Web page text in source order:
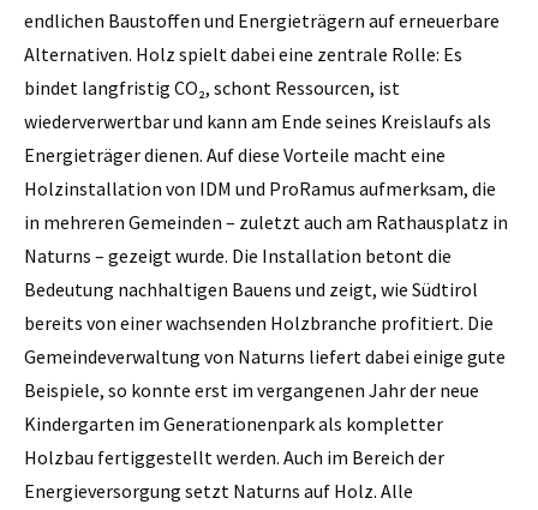
endlichen Baustoffen und Energieträgern auf erneuerbare
Alternativen. Holz spielt dabei eine zentrale Rolle: Es
bindet langfristig CO₂, schont Ressourcen, ist
wiederverwertbar und kann am Ende seines Kreislaufs als
Energieträger dienen. Auf diese Vorteile macht eine
Holzinstallation von IDM und ProRamus aufmerksam, die
in mehreren Gemeinden – zuletzt auch am Rathausplatz in
Naturns – gezeigt wurde. Die Installation betont die
Bedeutung nachhaltigen Bauens und zeigt, wie Südtirol
bereits von einer wachsenden Holzbranche profitiert. Die
Gemeindeverwaltung von Naturns liefert dabei einige gute
Beispiele, so konnte erst im vergangenen Jahr der neue
Kindergarten im Generationenpark als kompletter
Holzbau fertiggestellt werden. Auch im Bereich der
Energieversorgung setzt Naturns auf Holz. Alle